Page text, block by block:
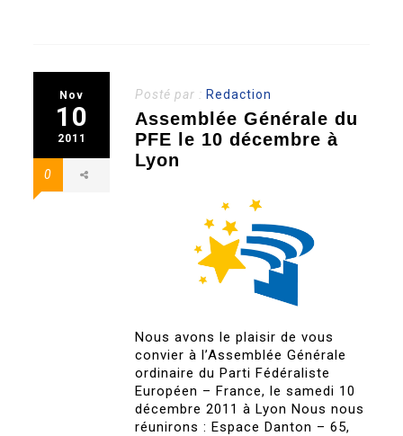
Nov
10
2011
0
Posté par : Redaction
Assemblée Générale du
PFE le 10 décembre à
Lyon
Nous avons le plaisir de vous
convier à l’Assemblée Générale
ordinaire du Parti Fédéraliste
Européen – France, le samedi 10
décembre 2011 à Lyon Nous nous
réunirons : Espace Danton – 65,